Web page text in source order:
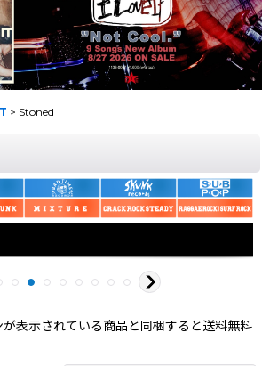
> Stoned
が表示されている商品と同梱すると送料無料